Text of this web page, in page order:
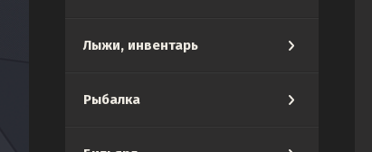
Лыжи, инвентарь
Рыбалка